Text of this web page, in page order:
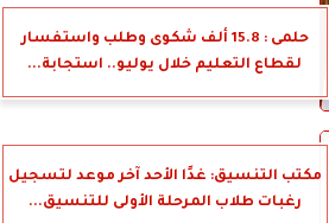
حلمى : 15.8 ألف شكوى وطلب واستفسار
لقطاع التعليم خلال يوليو.. استجابة...
مكتب التنسيق: غدًا الأحد آخر موعد لتسجيل
رغبات طلاب المرحلة الأولى للتنسيق...